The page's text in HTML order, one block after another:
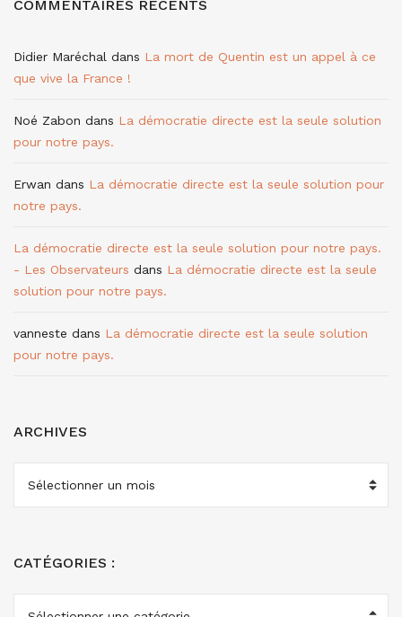
COMMENTAIRES RÉCENTS
Didier Maréchal dans La mort de Quentin est un appel à ce
que vive la France !
Noé Zabon dans La démocratie directe est la seule solution
pour notre pays.
Erwan dans La démocratie directe est la seule solution pour
notre pays.
La démocratie directe est la seule solution pour notre pays.
- Les Observateurs dans La démocratie directe est la seule
solution pour notre pays.
vanneste dans La démocratie directe est la seule solution
pour notre pays.
ARCHIVES
CATÉGORIES :